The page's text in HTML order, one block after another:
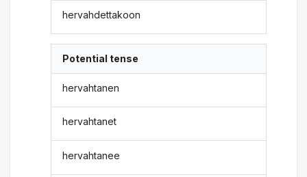
hervahdettakoon
Potential tense
hervahtanen
hervahtanet
hervahtanee